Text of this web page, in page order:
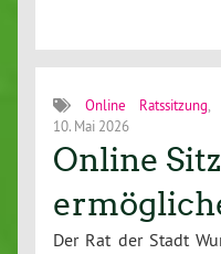
Online Ratssitzung
10. Mai 2026
Online
Der Rat der Stadt